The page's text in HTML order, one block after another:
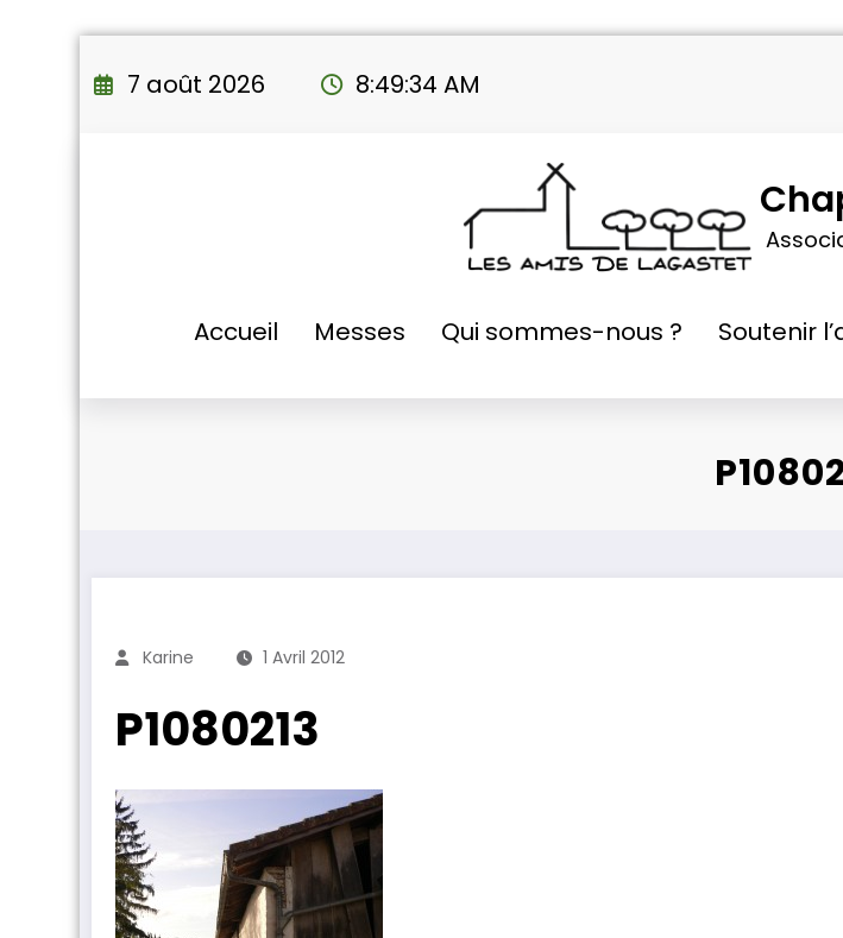
au
7 août 2026 8:49:35 AM
Accueil Messes Qui sommes-nous ? Soutenir
Karine 1 Avril 2012
P1080213